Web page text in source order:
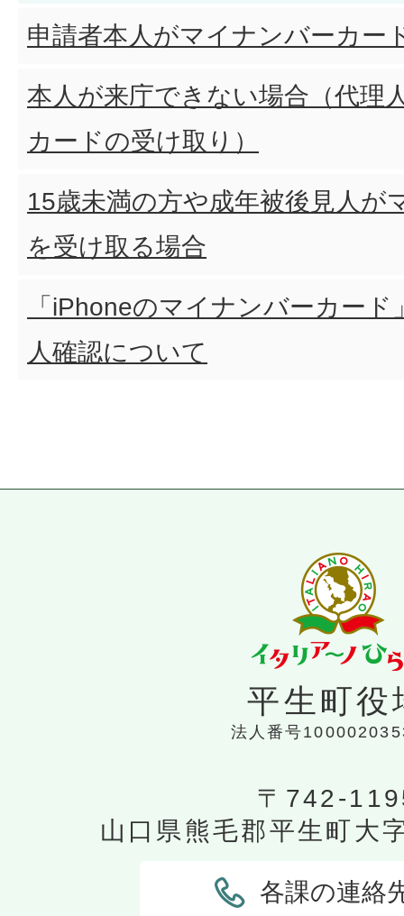
申請者本人がマイナンバーカー
本人が来庁できない場合（代理
カードの受け取り）
15歳未満の方や成年被後見人が
を受け取る場合
「iPhoneのマイナンバーカー
人確認について
平生町役
法人番号
〒742-
山口県熊毛郡平生町大
各課の連絡